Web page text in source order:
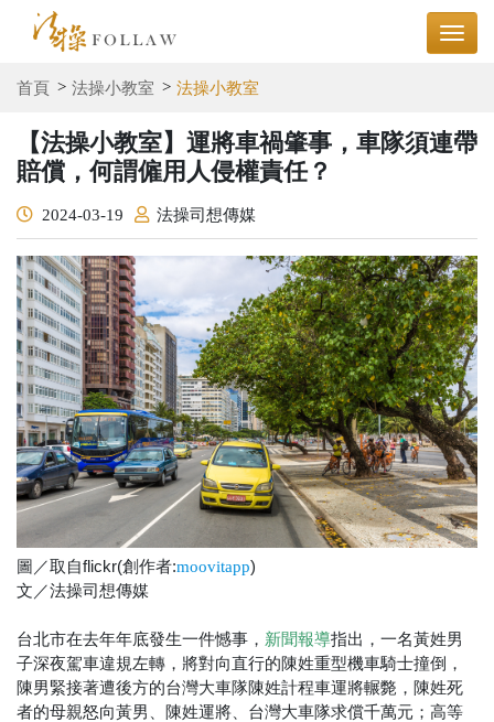
首頁 法操小教室 法操小教室
【法操小教室】運將車禍肇事，車隊須連帶
賠償，何謂僱用人侵權責任？
2024-03-19 法操司想傳媒
圖／取自flickr(創作者:moovitapp)
文／法操司想傳媒
台北市在去年年底發生一件憾事， 新聞報導指出，一名黃姓男
子深夜駕車違規左轉，將對向直行的陳姓重型機車騎士撞倒，
陳男緊接著遭後方的台灣大車隊陳姓計程車運將輾斃，陳姓死
者的母親怒向黃男、陳姓運將、台灣大車隊求償千萬元；高等